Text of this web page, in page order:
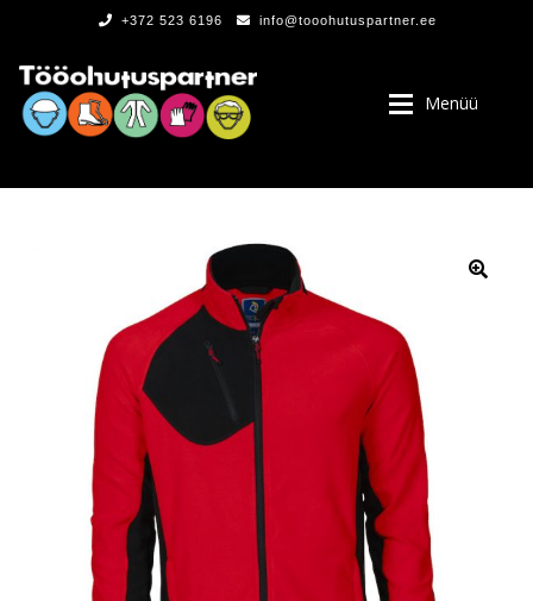
+372 523 6196 info@tooohutuspartner.ee
Menüü